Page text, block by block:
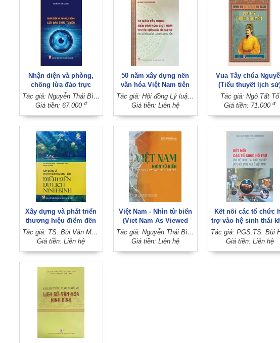
Nhận diện và phòng,
chống lừa đảo trực
tuyến
Tác giả: Nguyễn Thái Bình (Chủ biên)
Giá tiền: 67.000 đ
50 năm xây dựng nền
văn hóa Việt Nam tiên
tiến, đậm đà bản sắc
dân tộc: Một số vấn đề
Tác giả: Hội đồng Lý luận Trung ương
Giá tiền: Liên hệ
Vua Tây chúa
(Tiểu thuyết lịch
Tác giả: Ngô Tất Tố
Giá tiền: 71.000đ
Xây dựng và phát triển
thương hiệu điểm đến
du lịch Ninh Bình Tác giả: TS. Bùi Văn Mạnh - Trần Song Tùng (Đồng chủ biên)
Giá tiền: Liên hệ
Việt Nam - Nhìn từ biển
(Viet Nam As Viewed
From the Sea)
Tác giả: Nguyễn Thái Bình (Chủ biên)
Giá tiền: Liên hệ
Kết nối các tổ chức
trợ vào hệ sinh thái
nghiệp đổi mới sáng
ở Việt Nam (Sách
Giá tiền: Liên hệ